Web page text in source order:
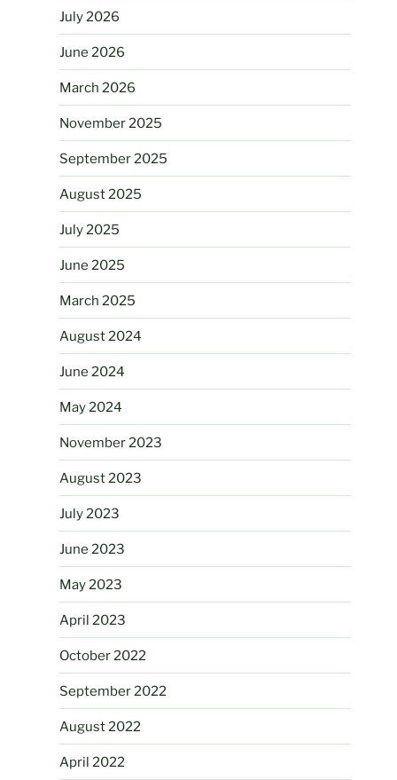
July 2026
June 2026
March 2026
November 2025
September 2025
August 2025
July 2025
June 2025
March 2025
August 2024
June 2024
May 2024
November 2023
August 2023
July 2023
June 2023
May 2023
April 2023
October 2022
September 2022
August 2022
April 2022